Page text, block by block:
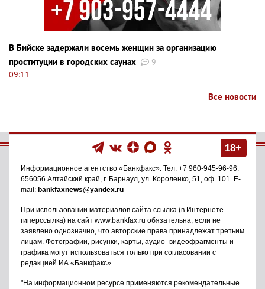
В Бийске задержали восемь женщин за организацию
проституции в городских саунах
9
09:11
Все новости
18+
Информационное агентство «Банкфакс» . Тел. +7 960-945-96-96
656056 Алтайский край, г. Барнаул ул. Короленко, 51, оф. 101
. E-
mail: bankfaxnews@yandex.ru
При использовании материалов сайта ссылка (в Интернете -
гиперссылка) на сайт www.bankfax.ru обязательна, если не
заявлено однозначно, что авторские права принадлежат третьим
лицам. Фотографии, рисунки, карты, аудио- видеофрагменты и
графика могут использоваться только при согласовании с
редакцией ИА «Банкфакс».
"На информационном ресурсе применяются рекомендательные